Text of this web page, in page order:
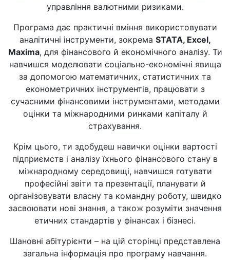
управління валютними ризиками.
Програма дає практичні вміння використовувати
аналітичні інструменти, зокрема STATA, Excel,
Maxima, для фінансового й економічного аналізу. Ти
навчишся моделювати соціально-економічні явища
за допомогою математичних, статистичних та
економетричних інструментів, працювати з
сучасними фінансовими інструментами, методами
оцінки та міжнародними ринками капіталу й
страхування.
Крім цього, ти здобудеш навички оцінки вартості
підприємств і аналізу їхнього фінансового стану в
міжнародному середовищі, навчишся готувати
професійні звіти та презентації, планувати й
організовувати власну та командну роботу, швидко
засвоювати нові знання, а також розуміти значення
етичних стандартів у фінансах і бізнесі.
Шановні абітурієнти – на цій сторінці представлена
загальна інформація про програму навчання.